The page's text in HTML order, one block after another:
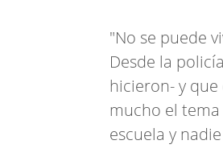
"No se puede
Desde la
hicieron- y
mucho el
escuela y